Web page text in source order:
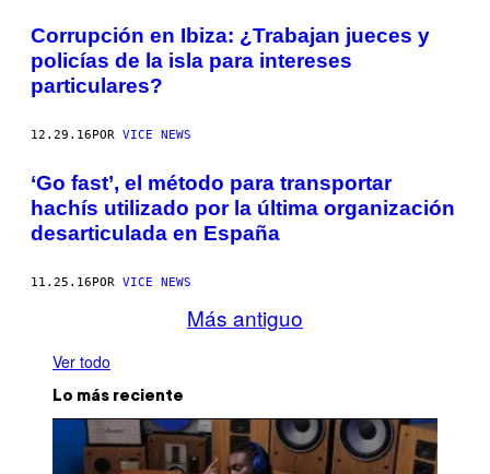
Corrupción en Ibiza: ¿Trabajan jueces y
policías de la isla para intereses
particulares?
12.29.16POR VICE NEWS
‘Go fast’, el método para transportar
hachís utilizado por la última organización
desarticulada en España
11.25.16 POR VICE NEWS
Más antiguo
Ver todo
Lo más reciente